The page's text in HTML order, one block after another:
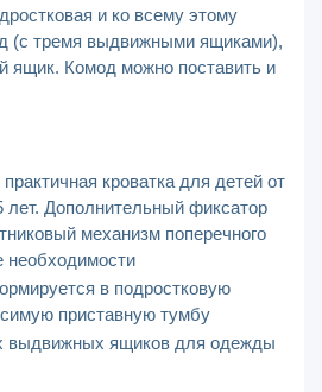
и ко всему этому
(с тремя выдвижными ящиками),
ящик. Комод можно поставить и
кроватка для детей от
лет. Дополнительный фиксатор
механизм поперечного
необходимости
в подростковую
приставную тумбу
выдвижных ящиков для одежды